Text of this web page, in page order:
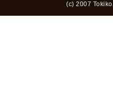
(c) 2007